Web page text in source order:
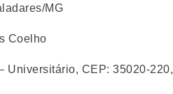
MG
Coelho
Universitário, CEP: 35020-220,